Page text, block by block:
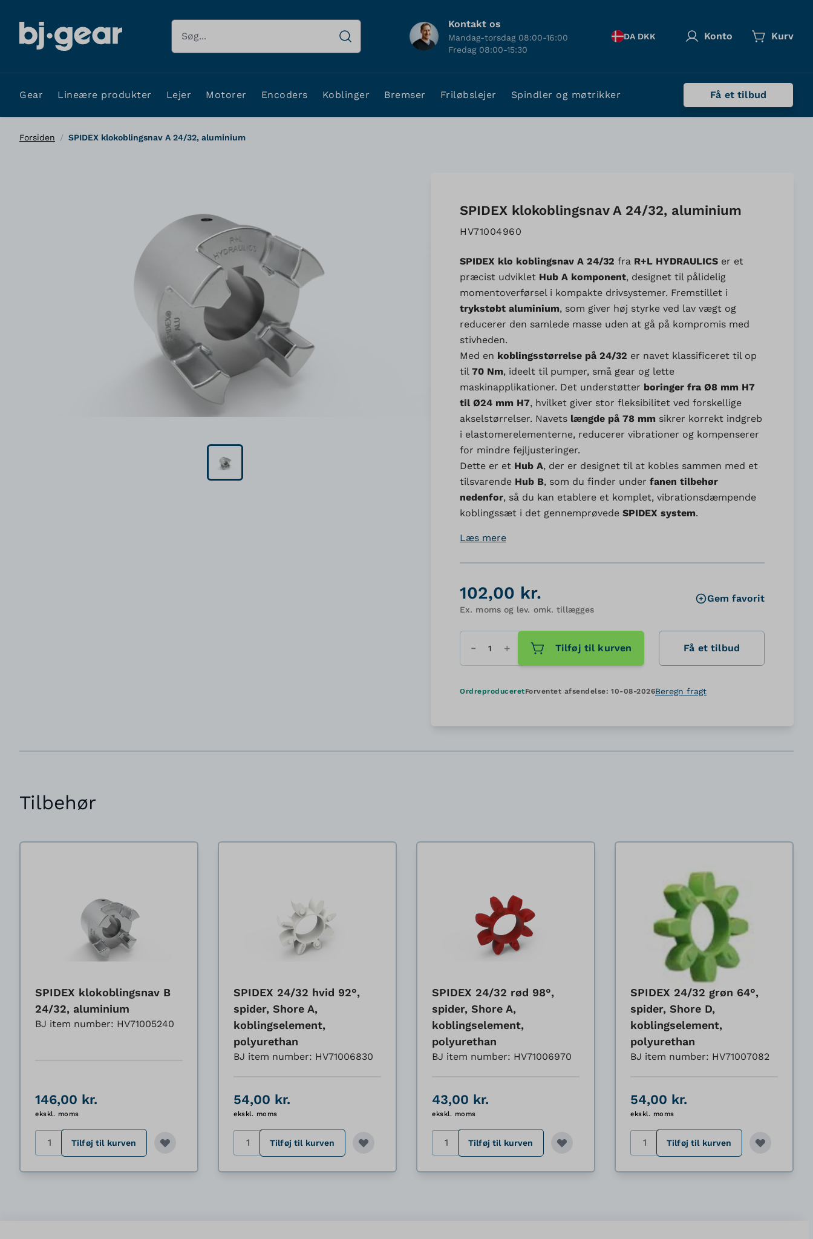
Søg Kontakt os
Mandag-torsdag 08:00-16:00
Fredag 08:00-15:30
DA DKK Konto Kurv
Gear Lineære produkter Lejer Motorer Encoders Koblinger Bremser Friløbslejer Spindler og møtrikker Få et tilbud
Forsiden / SPIDEX klokoblingsnav A 24/32, aluminium
SPIDEX klokoblingsnav A 24/32, aluminium
HV71004960
SPIDEX klo koblingsnav A 24/32 fra R+L HYDRAULICS er et
præcist udviklet Hub A komponent, designet til pålidelig
momentoverførsel i kompakte drivsystemer. Fremstillet i
trykstøbt aluminium, som giver høj styrke ved lav vægt og
reducerer den samlede masse uden at gå på kompromis med
stivheden.
Med en koblingsstørrelse på 24/32 er navet klassificeret til op
til 70 Nm, ideelt til pumper, små gear og lette
maskinapplikationer. Det understøtter boringer fra Ø8 mm H7
til Ø24 mm H7, hvilket giver stor fleksibilitet ved forskellige
akselstørrelser. Navets længde på 78 mm sikrer korrekt indgreb
i elastomerelementerne, reducerer vibrationer og kompenserer
for mindre fejljusteringer.
Dette er et Hub A, der er designet til at kobles sammen med et
tilsvarende Hub B, som du finder under fanen tilbehør
nedenfor, så du kan etablere et komplet, vibrationsdæmpende
koblingssæt i det gennemprøvede SPIDEX system.
Læs mere
102,00 kr.
Ex. moms og lev. omk. tillægges
Gem favorit
Antal Tilføj til kurven Få et tilbud
OrdreproduceretForventet afsendelse: 10-08-2026Beregn fragt
Tilbehør
SPIDEX klokoblingsnav B
24/32, aluminium
BJ item number: HV71005240
146,00 kr.
ekskl. moms
Antal Tilføj til kurven
SPIDEX 24/32 hvid 92°,
spider, Shore A,
koblingselement,
polyurethan
BJ item number: HV71006830
54,00 kr.
ekskl. moms
Antal Tilføj til kurven
SPIDEX 24/32 rød 98°,
spider, Shore A,
koblingselement,
polyurethan
BJ item number: HV71006970
43,00 kr.
ekskl. moms
Antal Tilføj til kurven
SPIDEX 24/32 grøn 64°,
spider, Shore D,
koblingselement,
polyurethan
BJ item number: HV71007082
54,00 kr.
ekskl. moms
Antal Tilføj til kurven